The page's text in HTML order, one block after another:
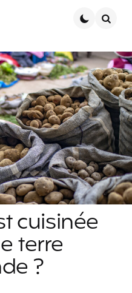
cuisinée
terre
?